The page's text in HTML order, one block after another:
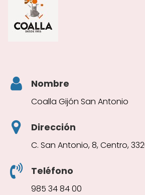
Nombre
Coalla Gijón San Antonio
Dirección
C. San Antonio, 8, Centro,
Teléfono
985 34 84 00